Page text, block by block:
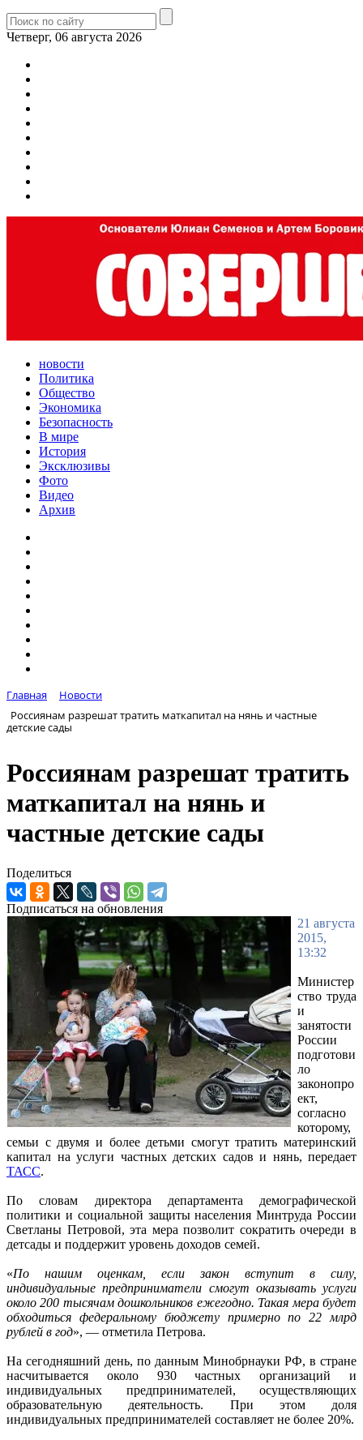
Четверг, 06 августа 2026
новости
Политика
Общество
Экономика
Безопасность
В мире
История
Эксклюзивы
Фото
Видео
Архив
Главная
Новости
Россиянам разрешат тратить маткапитал на нянь и частные
детские сады
Россиянам разрешат тратить
маткапитал на нянь и
частные детские сады
Поделиться
Подписаться на обновления
21 августа
2015,
13:32
Министер
ство труда
и
занятости
России
подготови
ло
законопро
ект,
согласно
которому,
семьи с двумя и более детьми смогут тратить материнский
капитал на услуги частных детских садов и нянь, передает
ТАСС.
По словам директора департамента демографической
политики и социальной защиты населения Минтруда России
Светланы Петровой, эта мера позволит сократить очереди в
детсады и поддержит уровень доходов семей.
«По нашим оценкам, если закон вступит в силу,
индивидуальные предприниматели смогут оказывать услуги
около 200 тысячам дошкольников ежегодно. Такая мера будет
обходиться федеральному бюджету примерно по 22 млрд
рублей в год», — отметила Петрова.
На сегодняшний день, по данным Минобрнауки РФ, в стране
насчитывается около 930 частных организаций и
индивидуальных предпринимателей, осуществляющих
образовательную деятельность. При этом доля
индивидуальных предпринимателей составляет не более 20%.